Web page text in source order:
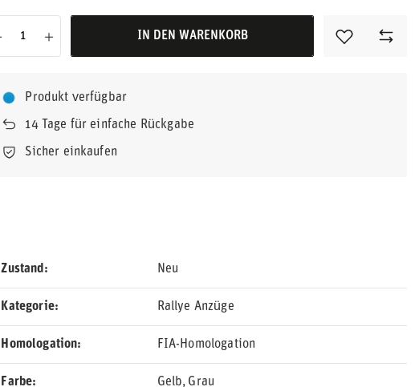
IN DEN WARENKORB
Produkt verfügbar
14Tage für einfache Rückgabe
Sicher einkaufen
Zustand Neu
Kategorie Rallye Anzüge
Homologation FIA-Homologation
Farbe Gelb Grau